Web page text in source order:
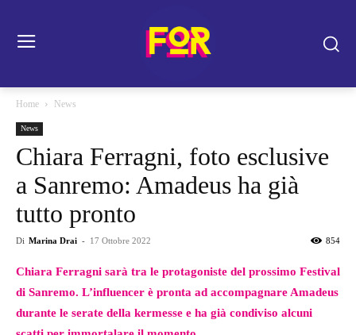
Home News
News
Chiara Ferragni, foto esclusive
a Sanremo: Amadeus ha già
tutto pronto
Di Marina Drai - 17 Ottobre 2022 854
Chiara Ferragni sarà tra le protagoniste del prossimo Festival
di Sanremo. L’influencer è pronta ad accompagnare Amadeus
durante le serate della kermesse e ha già condiviso alcuni